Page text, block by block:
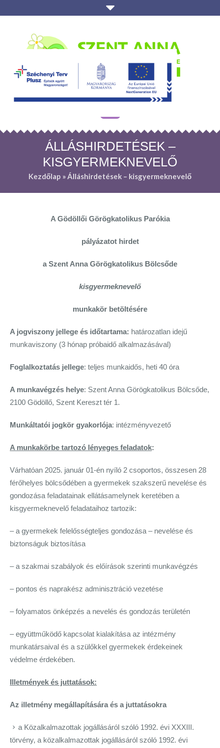
ÁLLÁSHIRDETÉSEK –
KISGYERMEKNEVELŐ
Kezdőlap »Álláshirdetések – kisgyermeknevelő
A Gödöllői Görögkatolikus Parókia
pályázatot hirdet
a Szent Anna Görögkatolikus Bölcsőde
kisgyermeknevelő
munkakör betöltésére
A jogviszony jellege és időtartama: határozatlan idejű
munkaviszony (3 hónap próbaidő alkalmazásával)
Foglalkoztatás jellege: teljes munkaidős, heti 40 óra
A munkavégzés helye: Szent Anna Görögkatolikus Bölcsőde,
2100 Gödöllő, Szent Kereszt tér 1.
Munkáltatói jogkör gyakorlója: intézményvezető
A munkakörbe tartozó lényeges feladatok:
Várhatóan 2025. január 01-én nyíló 2 csoportos, összesen 28
férőhelyes bölcsődében a gyermekek szakszerű nevelése és
gondozása feladatainak ellátásamelynek keretében a
kisgyermeknevelő feladataihoz tartozik:
– a gyermekek felelősségteljes gondozása – nevelése és
biztonságuk biztosítása
– a szakmai szabályok és előírások szerinti munkavégzés
– pontos és naprakész adminisztráció vezetése
– folyamatos önképzés a nevelés és gondozás területén
– együttműködő kapcsolat kialakítása az intézmény
munkatársaival és a szülőkkel gyermekek érdekeinek
védelme érdekében.
Illetmények és juttatások:
Az illetmény megállapítására és a juttatásokra
a Közalkalmazottak jogállásáról szóló 1992. évi XXXIII.
törvény, a közalkalmazottak jogállásáról szóló 1992. évi